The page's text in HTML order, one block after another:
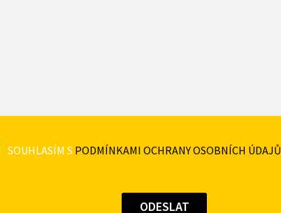
SOUHLASÍM S PODMÍNKAMI OCHRANY OSOBNÍCH ÚDAJŮ